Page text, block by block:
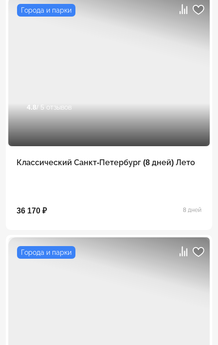
Города и парки
4.8/ 5 отзывов
Классический Санкт-Петербург (8 дней) Лето
36 170 ₽ 8 дней
Города и парки